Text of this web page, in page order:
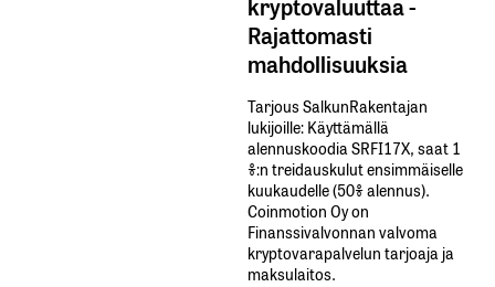
Rajattomasti
mahdollisuuksia
Tarjous SalkunRakentajan
lukijoille: Käyttämällä​ ​
alennuskoodia​ ​SRFI17X,​ ​saat​ ​1
%:n treidauskulut​ ​ensimmäiselle​ ​
kuukaudelle​ ​(50%​ ​alennus).
Coinmotion Oy on
Finanssivalvonnan valvoma
kryptovarapalvelun tarjoaja ja
maksulaitos.